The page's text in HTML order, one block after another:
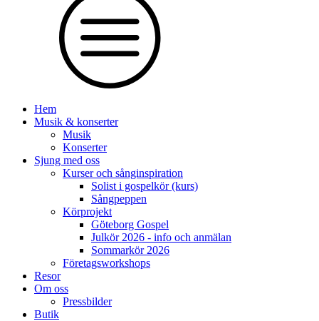
Hem
Musik & konserter
Musik
Konserter
Sjung med oss
Kurser och sånginspiration
Solist i gospelkör (kurs)
Sångpeppen
Körprojekt
Göteborg Gospel
Julkör 2026 - info och anmälan
Sommarkör 2026
Företagsworkshops
Resor
Om oss
Pressbilder
Butik